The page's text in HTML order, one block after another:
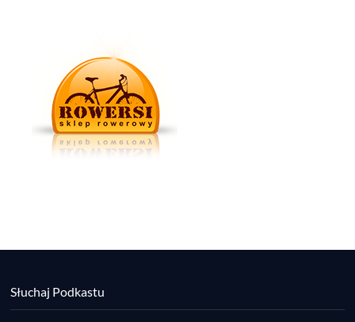
Słuchaj Podkastu